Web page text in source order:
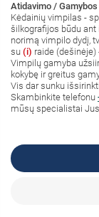
Atidavimo /
Kėdainių vimpilas -
šilkografijos būdu ant
norimą vimpilo dydį,
su (i) raide
Vimpilų gamyba
kokybę ir greitus
Vis dar sunku
Skambinkite telefonu
mūsų specialistai